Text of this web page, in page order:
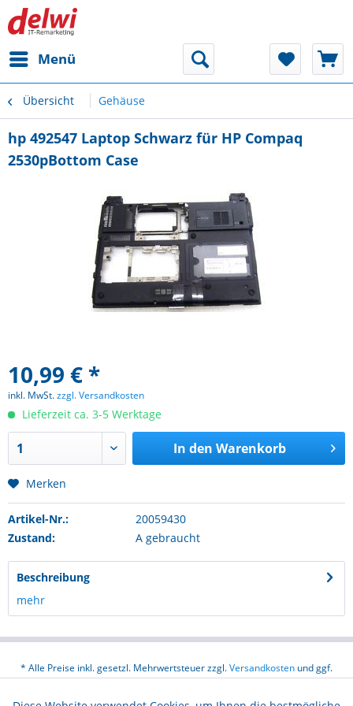
Menü
Übersicht Gehäuse
hp 492547 Laptop Schwarz für HP Compaq
2530pBottom Case
10,99 € *
inkl. MwSt.zzgl. Versandkosten
Lieferzeit ca. 3-5 Werktage
In den Warenkorb
Merken
Artikel-Nr.:
20059430
Zustand:
A gebraucht
Beschreibung
mehr
* Alle Preise inkl. gesetzl. Mehrwertsteuer zzgl.Versandkosten und ggf.